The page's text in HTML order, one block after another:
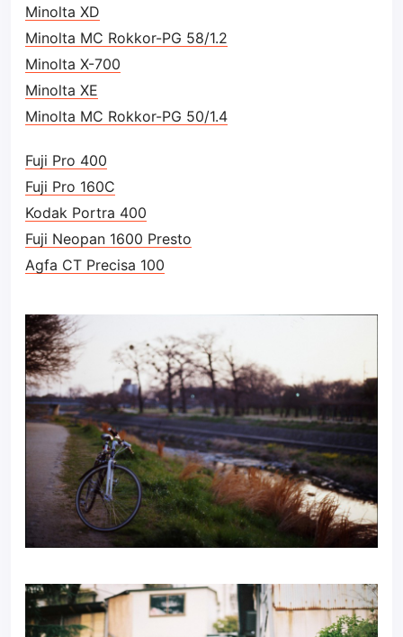
Minolta XD
Minolta MC Rokkor-PG 58/1.2
Minolta X-700
Minolta XE
Minolta MC Rokkor-PG 50/1.4
Fuji Pro 400
Fuji Pro 160C
Kodak Portra 400
Fuji Neopan 1600 Presto
Agfa CT Precisa 100